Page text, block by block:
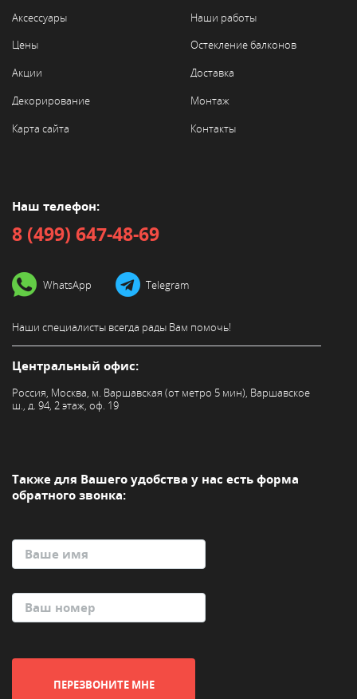
Аксессуары
Цены
Акции
Декорирование
Карта сайта
Наши работы
Остекление балконов
Доставка
Монтаж
Контакты
Наш телефон:
8 (499) 647-48-69
WhatsApp Telegram
Наши специалисты всегда рады Вам помочь!
Центральный офис:
Россия, Москва, м. Варшавская (от метро 5 мин), Варшавское
ш., д. 94, 2 этаж, оф. 19
Также для Вашего удобства у нас есть форма
обратного звонка:
ПЕРЕЗВОНИТЕ МНЕ